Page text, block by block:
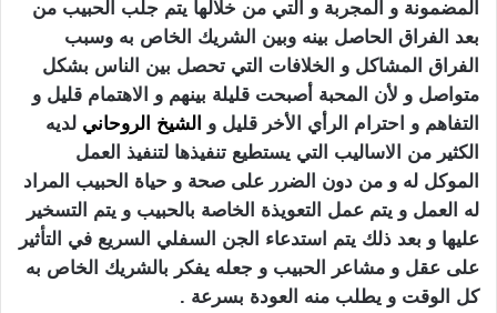
المضمونة و المجربة و التي من خلالها يتم جلب الحبيب من
بعد الفراق الحاصل بينه وبين الشريك الخاص به وسبب
الفراق المشاكل و الخلافات التي تحصل بين الناس بشكل
متواصل و لأن المحبة أصبحت قليلة بينهم و الاهتمام قليل و
التفاهم و احترام الرأي الأخر قليل و الشيخ الروحاني لديه
الكثير من الاساليب التي يستطيع تنفيذها لتنفيذ العمل
الموكل له و من دون الضرر على صحة و حياة الحبيب المراد
له العمل و يتم عمل التعويذة الخاصة بالحبيب و يتم التسخير
عليها و بعد ذلك يتم استدعاء الجن السفلي السريع في التأثير
على عقل و مشاعر الحبيب و جعله يفكر بالشريك الخاص به
كل الوقت و يطلب منه العودة بسرعة .